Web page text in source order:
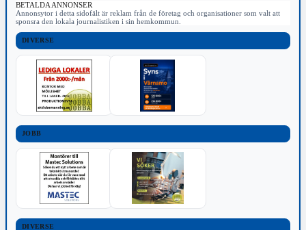
BETALDA ANNONSER
Annonsytor i detta sidofält är reklam från de företag och organisationer som valt att
sponsra den lokala journalistiken i sin hemkommun.
DIVERSE
JOBB
DIVERSE